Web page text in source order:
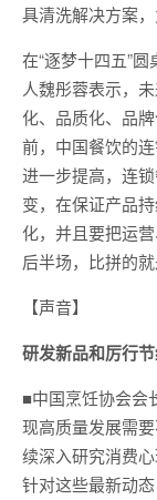
具清洗解决方案
在“逐梦十四五”
人魏彤蓉表示，
化、品质化、品
前，中国餐饮的
进一步提高，连
变，在保证产品
化，并且要把运
后半场，比拼的
【声音】
研发新品和厉行
■中国烹饪协会会
现高质量发展需
续深入研究消费心
针对这些最新动